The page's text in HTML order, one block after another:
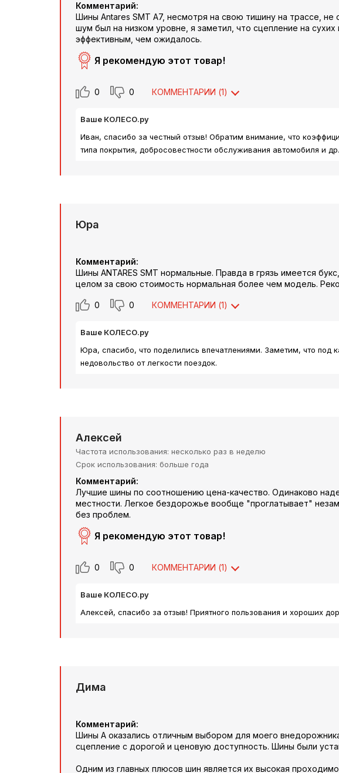
Комментарий:
Шины Antares SMT A7, несмотря на свою тишину на трассе,
шум был на низком уровне, я заметил, что сцепление на
эффективным, чем ожидалось.
Я рекомендую этот товар!
0 0 КОММЕНТАРИИ (1)
Ваше КОЛЕСО.ру
Иван, спасибо за честный отзыв! Обратим внимание, что
типа покрытия, добросовестности обслуживания автомобиля и др.
Юра
Комментарий:
Шины ANTARES SMT нормальные. Правда в грязь имеется
целом за свою стоимость нормальная более чем модель.
0 0 КОММЕНТАРИИ (1)
Ваше КОЛЕСО.ру
Юра, спасибо, что поделились впечатлениями. Заметим, что
недовольство от легкости поездок.
Алексей
Частота использования несколько раз в неделю
Срок использования больше года
Комментарий:
Лучшие шины по соотношению цена-качество. Одинаково
местности. Легкое бездорожье вообще "проглатывает"
без проблем.
Я рекомендую этот товар!
0 0 КОММЕНТАРИИ (1)
Ваше КОЛЕСО.ру
Алексей, спасибо за отзыв! Приятного пользования и хороших
Дима
Комментарий:
Шины A оказались отличным выбором для моего
сцепление с дорогой и ценовую доступность. Шины были
Одним из главных плюсов шин является их высокая